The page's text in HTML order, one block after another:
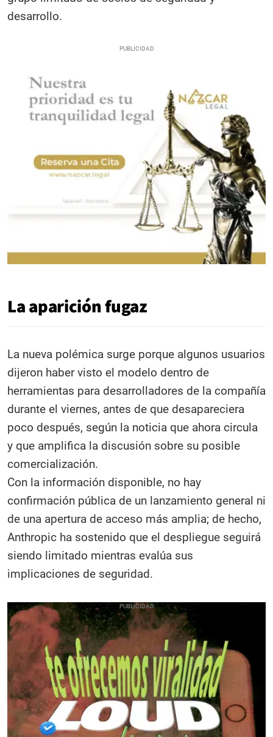
desarrollo.
La aparición fugaz
La nueva polémica surge porque algunos usuarios
dijeron haber visto el modelo dentro de
herramientas para desarrolladores de la compañía
durante el viernes, antes de que desapareciera
poco después, según la noticia que ahora circula
y que amplifica la discusión sobre su posible
comercialización.
Con la información disponible, no hay
confirmación pública de un lanzamiento general ni
de una apertura de acceso más amplia; de hecho,
Anthropic ha sostenido que el despliegue seguirá
siendo limitado mientras evalúa sus
implicaciones de seguridad.